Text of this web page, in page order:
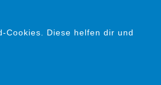
Cookies. Diese helfen dir und